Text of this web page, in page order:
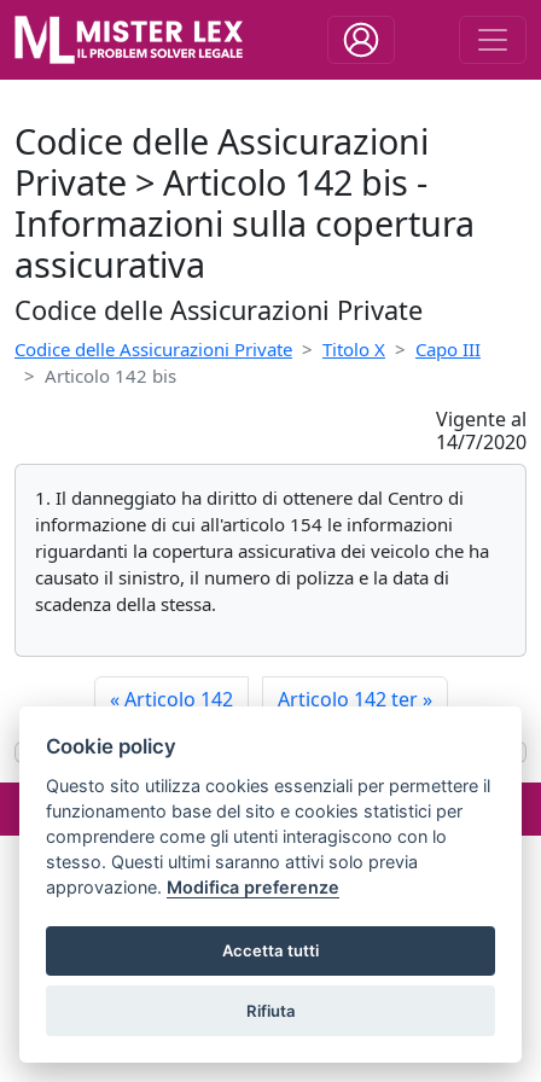
Codice delle Assicurazioni
Private > Articolo 142 bis -
Informazioni sulla copertura
assicurativa
Codice delle Assicurazioni Private
Codice delle Assicurazioni Private Titolo X
Capo III
Articolo 142 bis
Vigente al
14/7/2020
1. Il danneggiato ha diritto di ottenere dal Centro di
informazione di cui all'articolo 154 le informazioni
riguardanti la copertura assicurativa dei veicolo che ha
causato il sinistro, il numero di polizza e la data di
scadenza della stessa.
«Articolo 142 Articolo 142 ter»
©2024 misterlex.it - redazione@misterlex.it-Privacy- P.I.
02029690472
Cookie policy
Questo sito utilizza cookies essenziali per permettere il
funzionamento base del sito e cookies statistici per
comprendere come gli utenti interagiscono con lo
stesso. Questi ultimi saranno attivi solo previa
approvazione. Modifica preferenze
Accetta tutti
Rifiuta